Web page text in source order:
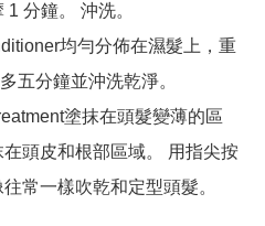
1 分鐘。 沖洗。
均勻分佈在濕髮上，重
五分鐘並沖洗乾淨。
塗抹在頭髮變薄的區
頭皮和根部區域。 用指尖按
常一樣吹乾和定型頭髮。